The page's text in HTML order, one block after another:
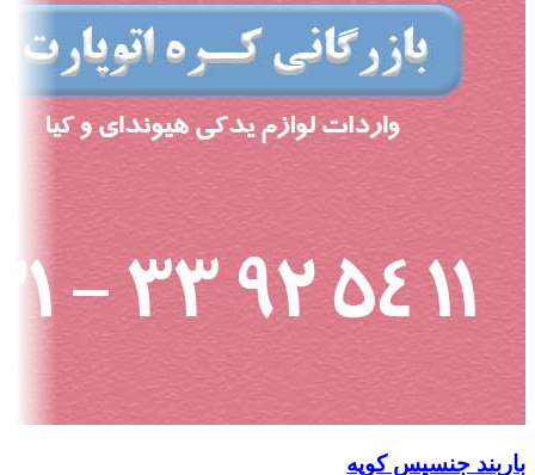
باربند جنسیس کوپه